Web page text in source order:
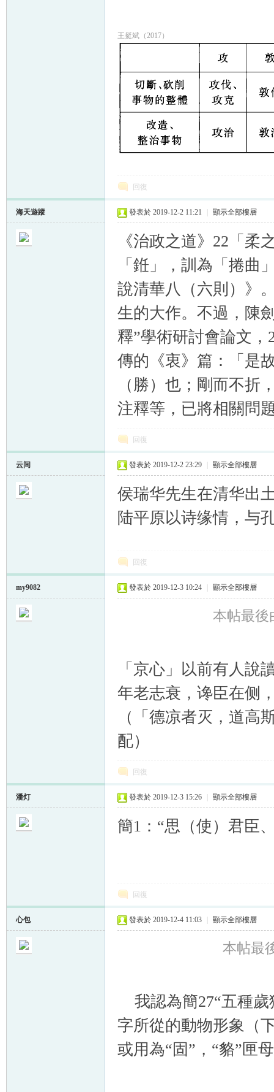
王挺斌（2017）
回復
海天遊蹤 發表於 2019-12-2 11:21 顯示全部樓層
《治政之道》22「柔
「銋」，訓為「捲曲
說清華八（六則）》
生的大作。不過，陳
釋”學術研討會論文
傳的《衷》篇：「是
（勝）也；剛而不折
注釋等，已將相關問
回復
云间 發表於 2019-12-2 23:29 顯示全部樓層
侯瑞华先生在清华出
陆平原以诗缘情，与
回復
my9082 發表於 2019-12-3 10:24 顯示全部樓層
本帖最後
「京心」以前有人說
年老志衰，谗臣在侧
（
「德凉者灭，道高
配）
回復
潘灯 發表於 2019-12-3 15:26 顯示全部樓層
簡1：“思（使）君臣
回復
心包 發表於 2019-12-4 11:03 顯示全部樓層
本帖最
我認為簡27“五種歲
字所從的動物形象（
或用為“固”，“貉”匣